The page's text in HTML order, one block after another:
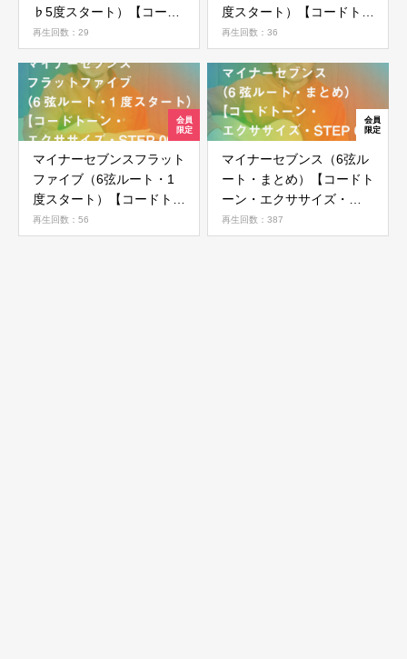
♭5度スタート）【コード
トーン・エクササイズ・
STEP 08】
再生回数：29
度スタート）【コードトー
ン・エクササイズ・STEP
07】
再生回数：36
マイナーセブンスフラット
ファイブ（6弦ルート・1
度スタート）【コードトー
ン・エクササイズ・STEP
06】
再生回数：56
マイナーセブンス（6弦ル
ート・まとめ）【コードト
ーン・エクササイズ・
STEP 05】
再生回数：387